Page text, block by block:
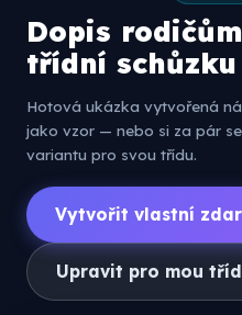
Dopis
třídní
Hotová ukázka vytvořená
jako vzor — nebo si za pár
variantu pro svou třídu.
Vytvořit vlastní
Upravit pro mou